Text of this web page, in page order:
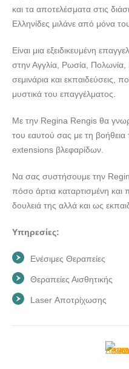
ΔΕΡΜΑΤΟΛΟΓΙΚΗ
doctors4u.gr
doctors4u.gr
ΔΕΡΜΑΤΟΛΟΓΙΚΗ
doctors4u.gr
doctors4u.gr
ΔΕΡΜΑΤΟΛΟΓΙΚΗ
doctors4u.gr
ΔΕΡΜΑΤΟΛΟΓΙΚΗ
doctors4u.gr
ΔΕΡΜΑΤΟΛΟΓΙΚΗ
doctors4u.gr
ΔΕΡΜΑΤΟΛΟΓΙΚΗ
και τα αποτελέσματα στις
Ελληνίδες μιλάνε από μόνα
Είναι μια εξειδικευμένη
στην Αγγλία, Ρωσία, Πολωνία,
σεμινάρια και εκπαιδεύσεις,
μυστικά του επαγγέλματος.
Με την Regina Rengis θα
του εαυτού σας με τη βοήθεια
extensions βλεφαρίδων.
Να σας συστήσουμε την
πόσο άρτια καταρτισμένη και
δουλειά της αλλά και ως
Υπηρεσίες:
Ενέσιμες Θεραπείες
Θεραπείες Αισθητικής
Laser Αποτρίχωσης